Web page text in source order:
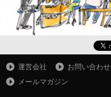
運営会社
お問い合わせ
メールマガジン